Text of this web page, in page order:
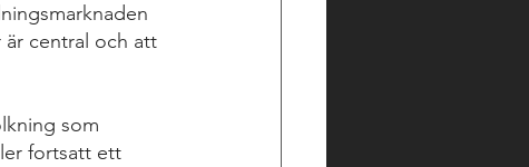
är central och att
som
fortsatt ett